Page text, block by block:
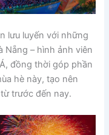
lưu luyến với những
Nẵng – hình ảnh viên
đồng thời góp phần
hè này, tạo nên
trước đến nay.